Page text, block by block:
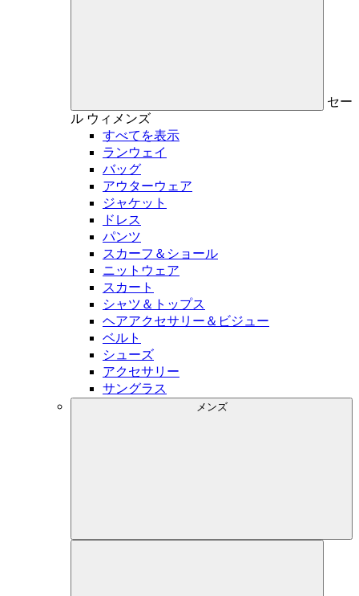
セー
ル ウィメンズ
すべてを表示
ランウェイ
バッグ
アウターウェア
ジャケット
ドレス
パンツ
スカーフ＆ショール
ニットウェア
スカート
シャツ＆トップス
ヘアアクセサリー＆ビジュー
ベルト
シューズ
アクセサリー
サングラス
メンズ